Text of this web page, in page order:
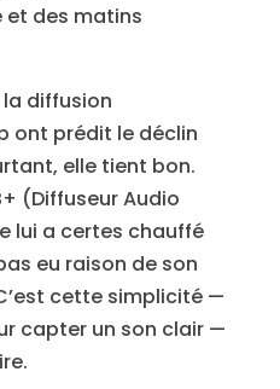
et des matins
la diffusion
ont prédit le déclin
elle tient bon.
(Diffuseur Audio
lui a certes chauffé
eu raison de son
cette simplicité —
capter un son clair —